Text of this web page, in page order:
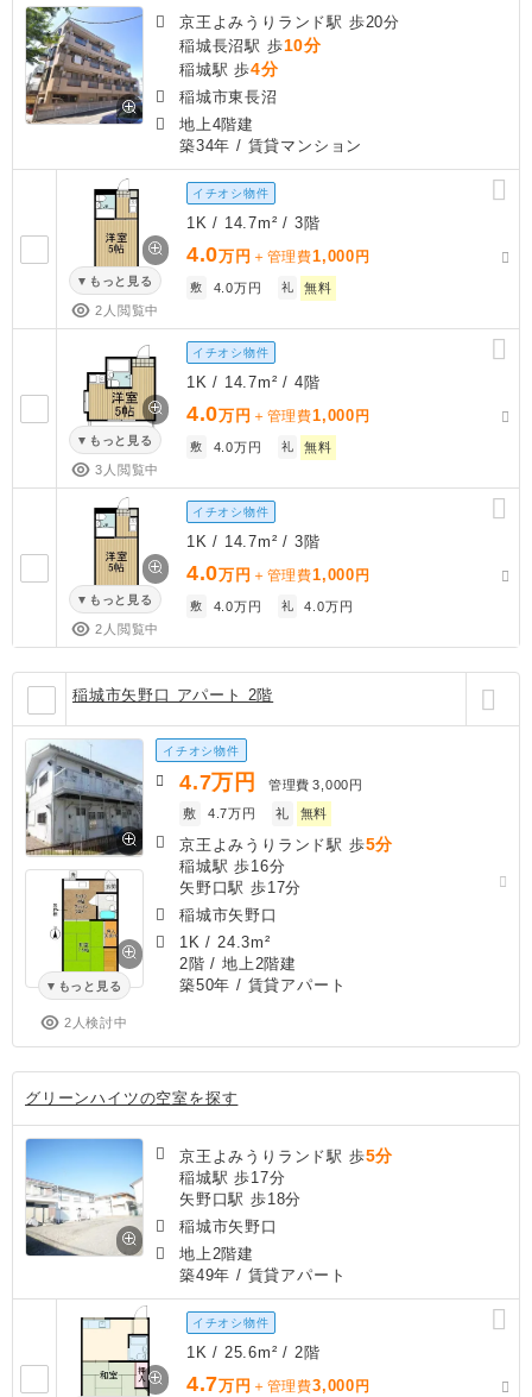
京王よみうりランド駅 歩20分
稲城長沼駅 歩10分
稲城駅 歩4分
稲城市東長沼
地上4階建
築34年 / 賃貸マンション
もっと見る
2人閲覧中
イチオシ物件
1K / 14.7m² / 3階
4.0万円 ＋管理費1,000 円
敷 4.0万円 礼 無料
もっと見る
3人閲覧中
イチオシ物件
1K / 14.7m² / 4階
4.0万円 ＋管理費1,000 円
敷 4.0万円 礼 無料
もっと見る
2人閲覧中
イチオシ物件
1K / 14.7m² / 3階
4.0万円 ＋管理費1,000 円
敷 4.0万円 礼 4.0万円
稲城市矢野口 アパート 2階
もっと見る
2人検討中
イチオシ物件
4.7万円 管理費 3,000円
敷
4.7万円 礼 無料
京王よみうりランド駅 歩5分
稲城駅 歩16分
矢野口駅 歩17分
稲城市矢野口
1K / 24.3m²
2階 / 地上2階建
築50年 / 賃貸アパート
グリーンハイツの空室を探す
京王よみうりランド駅 歩5分
稲城駅 歩17分
矢野口駅 歩18分
稲城市矢野口
地上2階建
築49年 / 賃貸アパート
イチオシ物件
1K / 25.6m² / 2階
4.7万円 ＋管理費3,000 円